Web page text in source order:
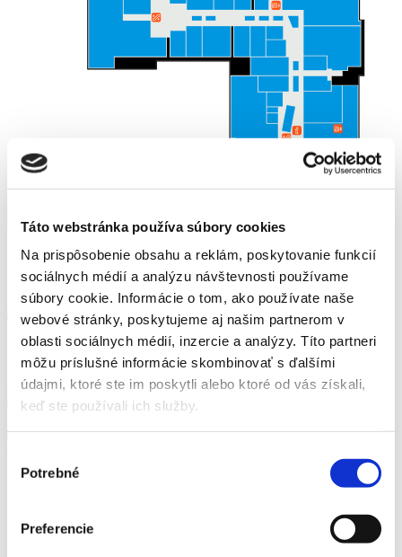
Táto webstránka používa súbory cookies
Na prispôsobenie obsahu a reklám, poskytovanie funkcií
sociálnych médií a analýzu návštevnosti používame
súbory cookie. Informácie o tom, ako používate naše
webové stránky, poskytujeme aj našim partnerom v
oblasti sociálnych médií, inzercie a analýzy. Títo partneri
môžu príslušné informácie skombinovať s ďalšími
údajmi, ktoré ste im poskytli alebo ktoré od vás získali,
keď ste používali ich služby.
súhlasu
Potrebné
Preferencie
Finálny výpredaj!
Otváracie hodiny
PO – NE
9:00 – 20:00